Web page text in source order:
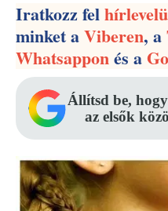
Iratkozz fel
minket aViberen, a
Whatsapponés a
Állítsd be,
az elsők